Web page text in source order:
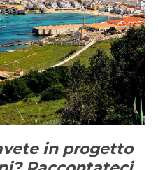
in progetto